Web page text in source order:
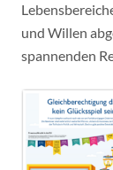
und Willen
spannenden